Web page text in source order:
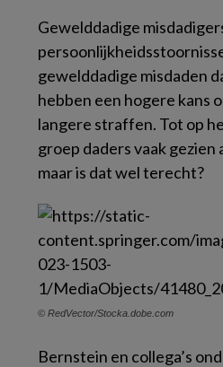
Gewelddadige
gewelddadige misdaden
hebben een hogere kans
langere straffen. Tot op
groep daders vaak gezien
maar is dat wel terecht?
© RedVector/Stocka.dobe.com
Bernstein en collega’s